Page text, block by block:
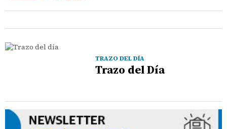
TRAZO DEL DÍA
Trazo del Día